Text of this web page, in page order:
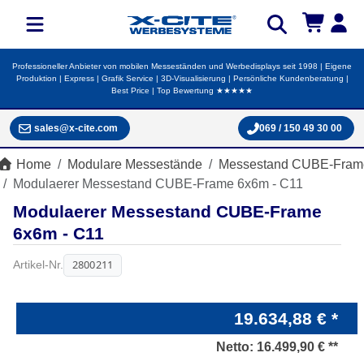
Professioneller Anbieter von mobilen Messeständen und Werbedisplays seit 1998 | Eigene
Produktion | Express | Grafik Service | 3D-Visualisierung | Persönliche Kundenberatung |
Best Price | Top Bewertung ★★★★★
sales@x-cite.com 069 / 150 49 30 00
Home Modulare Messestände
Messestand CUBE-
Modulaerer Messestand CUBE-Frame 6x6m - C11
Modulaerer Messestand CUBE-Frame
6x6m - C11
Artikel-Nr. 2800211
19.634,88 € *
Netto: 16.499,90 € **